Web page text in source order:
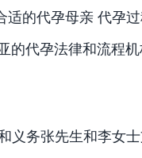
的代孕母亲 代孕
的代孕法律和流程
义务张先生和李女